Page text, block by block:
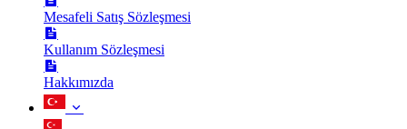
Mesafeli Satış Sözleşmesi
Kullanım Sözleşmesi
Hakkımızda